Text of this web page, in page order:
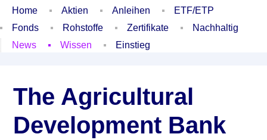
Home Aktien Anleihen
ETF/ETP
Fonds
Rohstoffe Zertifikate
Nachhaltig
News
Wissen Einstieg
The Agricultural
Development Bank